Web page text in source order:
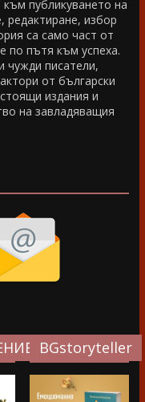
публикуването на
редактиране, избор
са само част от
по пътя към успеха.
чужди писатели,
от български
издания и
на завладяващия
BGstoryteller